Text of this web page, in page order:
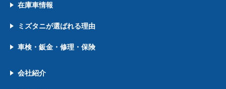
在庫車情報
ミズタニが選ばれる理由
車検・鈑金・修理・保険
会社紹介